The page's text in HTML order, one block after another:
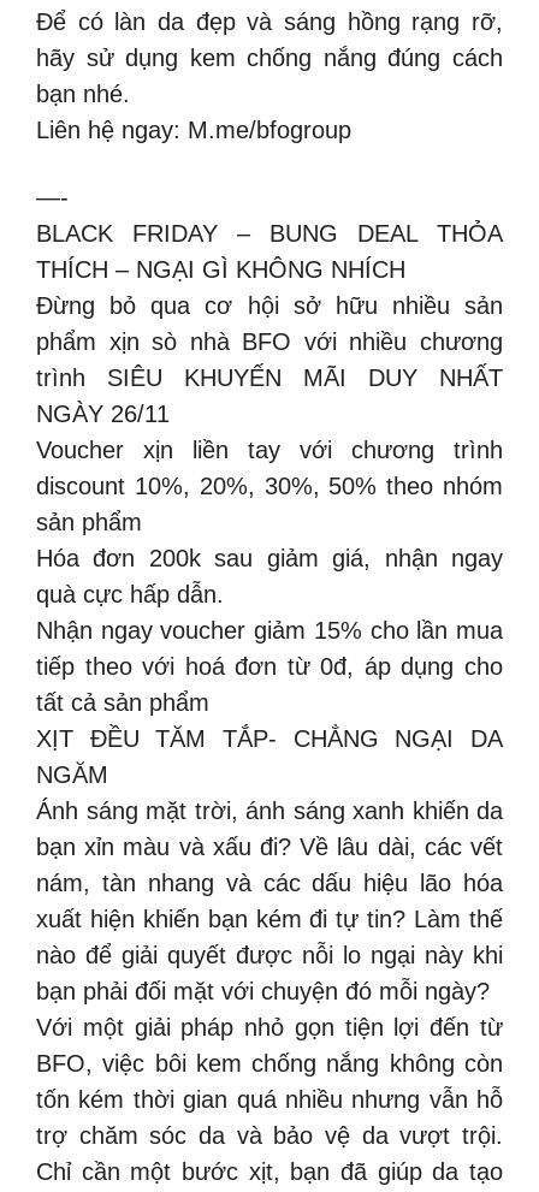
Để có làn da đẹp và sáng hồng rạng rỡ,
hãy sử dụng kem chống nắng đúng cách
bạn nhé.
Liên hệ ngay: M.me/bfogroup
—-
BLACK FRIDAY – BUNG DEAL THỎA
THÍCH – NGẠI GÌ KHÔNG NHÍCH
Đừng bỏ qua cơ hội sở hữu nhiều sản
phẩm xịn sò nhà BFO với nhiều chương
trình SIÊU KHUYẾN MÃI DUY NHẤT
NGÀY 26/11
Voucher xịn liền tay với chương trình
discount 10%, 20%, 30%, 50% theo nhóm
sản phẩm
Hóa đơn 200k sau giảm giá, nhận ngay
quà cực hấp dẫn.
Nhận ngay voucher giảm 15% cho lần mua
tiếp theo với hoá đơn từ 0đ, áp dụng cho
tất cả sản phẩm
XỊT ĐỀU TĂM TẮP- CHẲNG NGẠI DA
NGĂM
Ánh sáng mặt trời, ánh sáng xanh khiến da
bạn xỉn màu và xấu đi? Về lâu dài, các vết
nám, tàn nhang và các dấu hiệu lão hóa
xuất hiện khiến bạn kém đi tự tin? Làm thế
nào để giải quyết được nỗi lo ngại này khi
bạn phải đối mặt với chuyện đó mỗi ngày?
Với một giải pháp nhỏ gọn tiện lợi đến từ
BFO, việc bôi kem chống nắng không còn
tốn kém thời gian quá nhiều nhưng vẫn hỗ
trợ chăm sóc da và bảo vệ da vượt trội.
Chỉ cần một bước xịt, bạn đã giúp da tạo